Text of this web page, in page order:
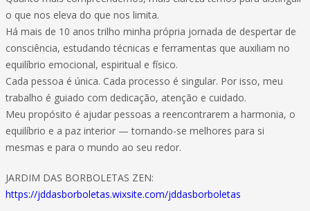
o que nos eleva do que nos limita.
Há mais de 10 anos trilho minha própria jornada de despertar de
consciência, estudando técnicas e ferramentas que auxiliam no
equilíbrio emocional, espiritual e físico.
Cada pessoa é única. Cada processo é singular. Por isso, meu
trabalho é guiado com dedicação, atenção e cuidado.
Meu propósito é ajudar pessoas a reencontrarem a harmonia, o
equilíbrio e a paz interior — tornando-se melhores para si
mesmas e para o mundo ao seu redor.
JARDIM DAS BORBOLETAS ZEN:
https://jddasborboletas.wixsite.com/jddasborboletas